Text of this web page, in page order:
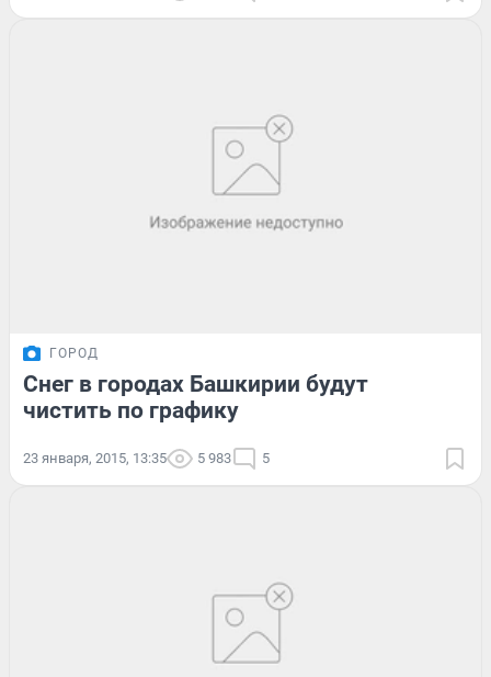
ГОРОД
Снег в городах Башкирии будут
чистить по графику
23 января, 2015, 13:35 5 983 5